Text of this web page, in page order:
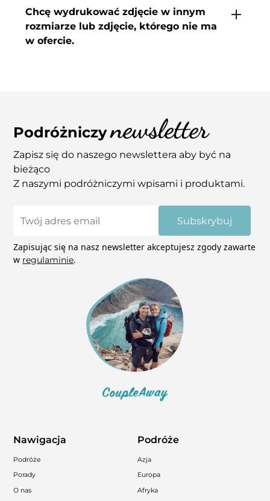
w obecności kuriera, sporządź raport do
reklamacji i skontaktuj się z nami.
Jeśli zamówione wydruki będą uszkodzone
Chcę wydrukować zdjęcie w innym
rozmiarze lub zdjęcie, którego nie ma
w ofercie.
się z nami mailowo – pomożemy! Niektóre
zdjęcia mają możliwość wydruku na płótnie.
Podróżniczynewsletter
Zapisz się do naszego newslettera aby być na
bieżąco
Z naszymi podróżniczymi wpisami i produktami.
Subskrybuj
Zapisując się na nasz newsletter akceptujesz zgody zawarte
w regulaminie.
Nawigacja
Podróże
Porady
O nas
Podróże
Azja
Europa
Afryka